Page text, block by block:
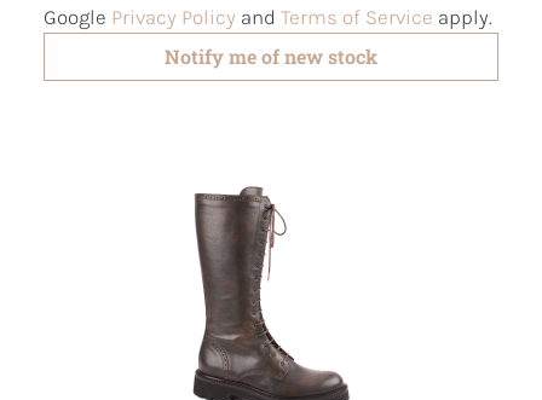
Google Privacy Policy and Terms of Service apply.
Notify me of new stock